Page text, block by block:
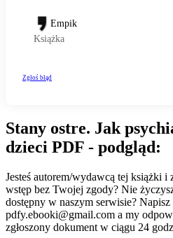
Stany ostre. Jak
dzieci PDF - podgląd:
Jesteś autorem/wydawcą tej książki i
wstęp bez Twojej zgody? Nie
dostępny w naszym serwisie? Napisz
pdfy.ebooki@gmail.com a my
zgłoszony dokument w ciągu 24